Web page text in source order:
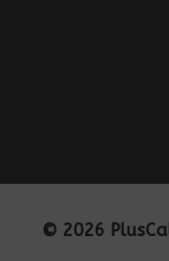
© 2026